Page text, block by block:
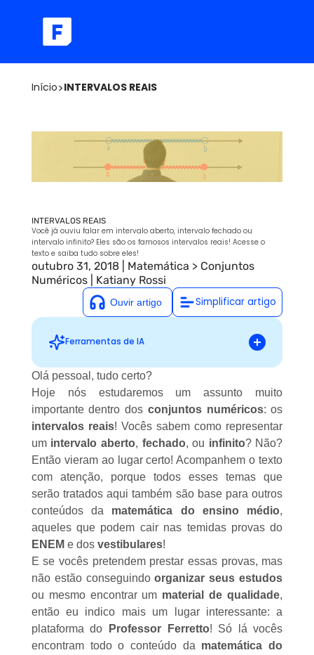
Início>INTERVALOS REAIS
INTERVALOS REAIS
Você já ouviu falar em intervalo aberto, intervalo fechado ou
intervalo infinito? Eles são os famosos intervalos reais! Acesse o
texto e saiba tudo sobre eles!
outubro 31, 2018 Matemática > Conjuntos
Numéricos
Katiany Rossi
Simplificar artigo
Ferramentas de IA
Olá pessoal, tudo certo?
Hoje nós estudaremos um assunto muito
importante dentro dos conjuntos numéricos: os
intervalos reais! Vocês sabem como representar
um intervalo aberto, fechado, ou infinito? Não?
Então vieram ao lugar certo! Acompanhem o texto
com atenção, porque todos esses temas que
serão tratados aqui também são base para outros
conteúdos da matemática do ensino médio,
aqueles que podem cair nas temidas provas do
ENEM e dos vestibulares!
E se vocês pretendem prestar essas provas, mas
não estão conseguindoorganizar seus estudos
ou mesmo encontrar um material de qualidade,
então eu indico mais um lugar interessante: a
plataforma do
Professor Ferretto! Só lá vocês
encontram todo o conteúdo da matemática do